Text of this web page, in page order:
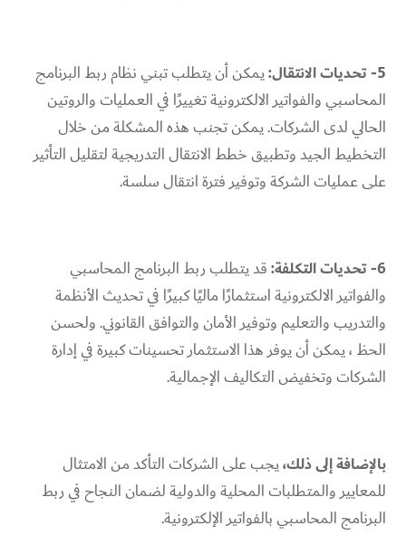
5- تحديات الانتقال: يمكن أن يتطلب تبني نظام ربط البرنامج
المحاسبي والفواتير الالكترونيةتغييرًا في العمليات والروتين
الحالي لدى الشركات. يمكن تجنب هذه المشكلة من خلال
التخطيط الجيد وتطبيق خطط الانتقال التدريجية لتقليل التأثير
على عمليات الشركة وتوفير فترة انتقال سلسة.
6- تحديات التكلفة: قد يتطلبربط البرنامج المحاسبي
والفواتير الالكترونيةاستثمارًا ماليًا كبيرًا في تحديث الأنظمة
والتدريب والتعليم وتوفير الأمان والتوافق القانوني. ولحسن
الحظ ، يمكن أن يوفر هذا الاستثمار تحسينات كبيرة في إدارة
الشركات وتخفيض التكاليف الإجمالية.
بالإضافة إلى ذلك،يجب على الشركات التأكد من الامتثال
للمعايير والمتطلبات المحلية والدولية لضمان النجاح في ربط
البرنامج المحاسبي بالفواتير الإلكترونية.